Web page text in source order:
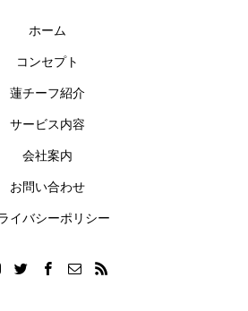
ホーム
コンセプト
蓮チーフ紹介
サービス内容
会社案内
お問い合わせ
イバシーポリシー